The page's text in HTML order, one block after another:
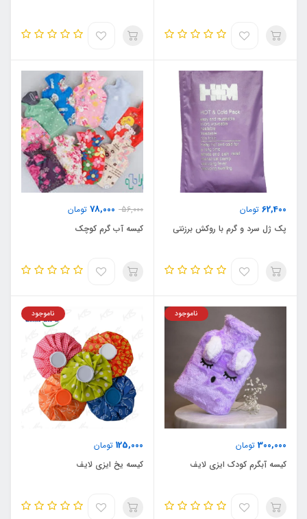
62,400 تومان
پک ژل سرد و گرم با روکش برزنتی
56,000
78,000 تومان
کیسه آب گرم کوچک
300,000 تومان
ناموجود
کیسه آبگرم کودک ایزی لایف
125,000 تومان
ناموجود
کیسه یخ ایزی لایف